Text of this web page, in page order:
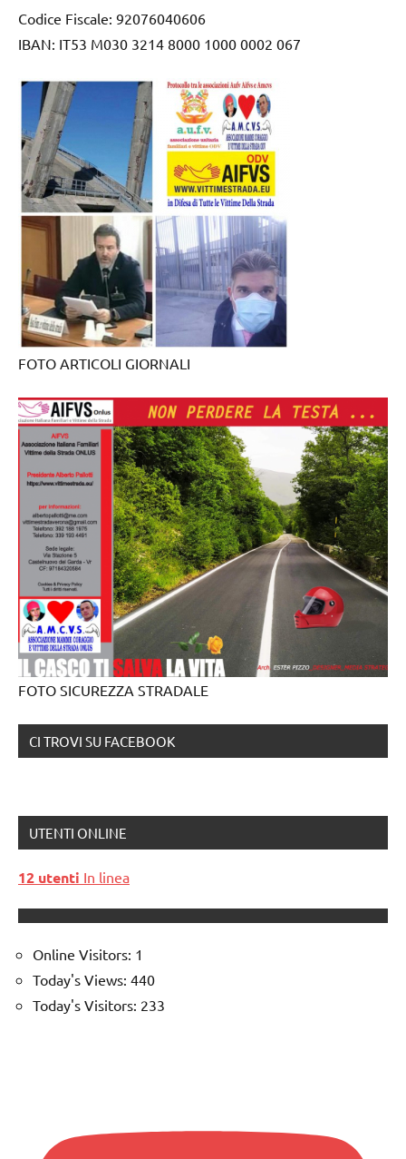
Codice Fiscale: 92076040606
IBAN: IT53 M030 3214 8000 1000 0002 067
FOTO ARTICOLI GIORNALI
FOTO SICUREZZA STRADALE
CI TROVI SU FACEBOOK
UTENTI ONLINE
12 utenti In linea
Online Visitors: 1
Today's Views: 440
Today's Visitors: 233